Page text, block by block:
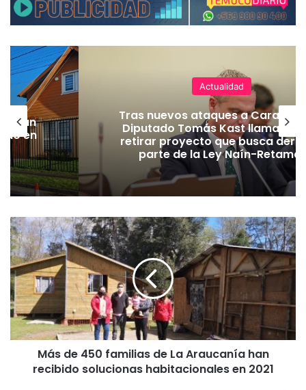
Actualidad
ataques a Carabineros:
Tomás Kast llama al PC a
proyecto que busca derogar
de la Ley Naín-Retamal
M
á
s
d
e
4
5
f
Más de 450 familias de La Araucanía han
recibido solucionas habitacionales en 2021